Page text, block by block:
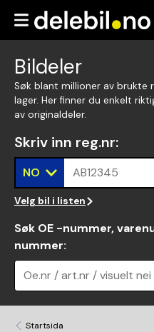
Bildeler
Søk blant millioner av brukte
lager. Her finner du enkelt
av originaldeler.
Skriv inn reg.nr:
NO AB12345
Velg bil i listen
Søk OE -nummer,
nummer:
Oe.nr / art.nr / visuelt nei
Startsida